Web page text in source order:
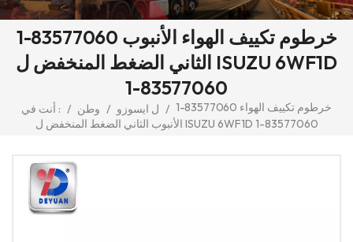
1-83577060 خرطوم تكييف الهواء الأنبوب
الثاني الضغط المنخفض ل ISUZU 6WF1D
1-83577060
أنت في : / وطن / ل ايسوزو / 1-83577060 خرطوم تكييف الهواء
الأنبوب الثاني الضغط المنخفض ل ISUZU 6WF1D 1-83577060